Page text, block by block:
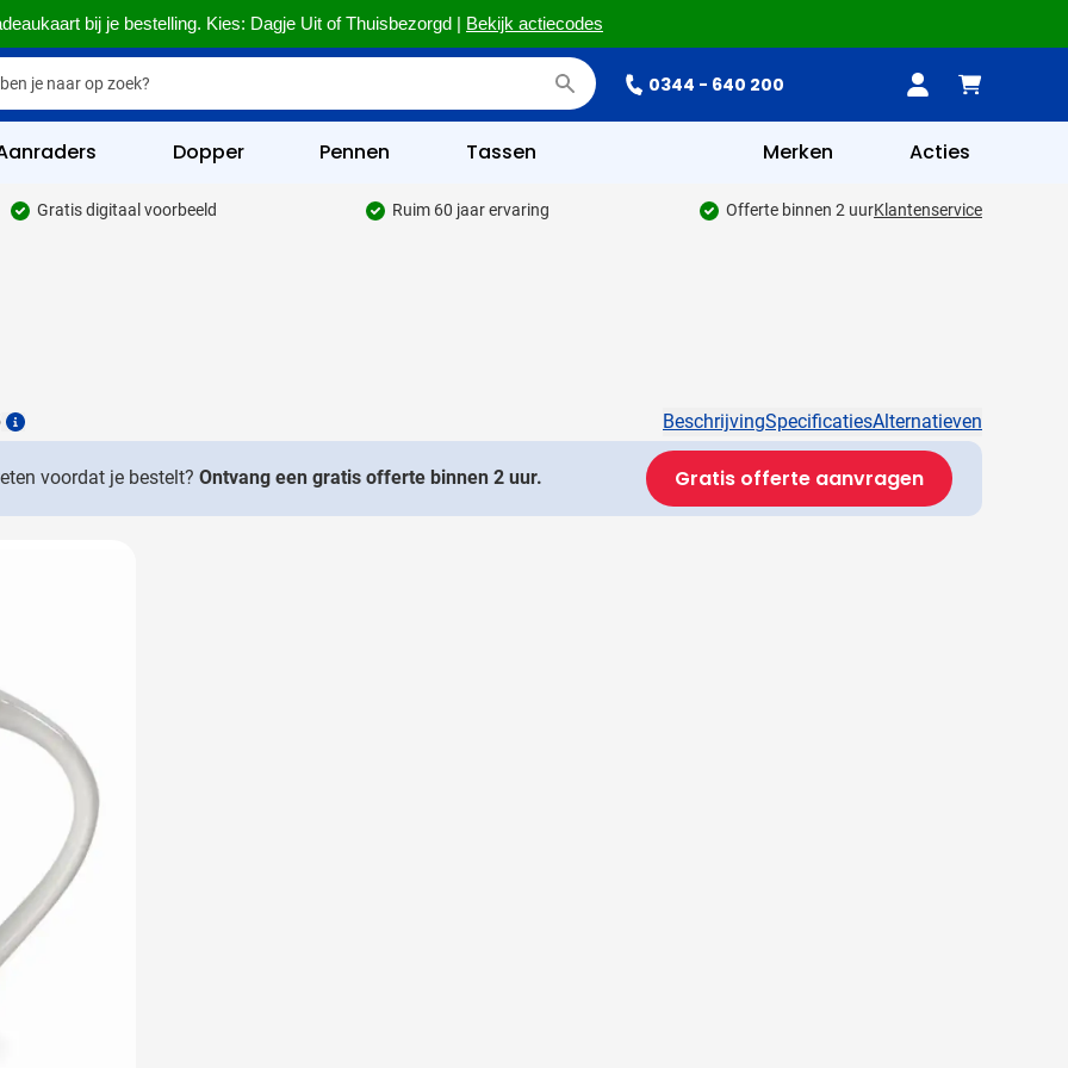
bij je bestelling. Kies: Dagje Uit of Thuisbezorgd | Bekijk actiecodes
0344 - 640 200
categorie
categorie
categorie
& Veiligheid categorie
& Tafelen categorie
categorie
categorie
categorie
categorie
& overig categorie
Dopper Pennen Tassen Merken Acties
Gratis digitaal voorbeeld Ruim 60 jaar ervaring Offerte binnen 2 uurKlantenservice
Details
BeschrijvingSpecificatiesAlternatieven
voordat je bestelt? Ontvang een gratis offerte binnen 2 uur. Gratis offerte aanvragen